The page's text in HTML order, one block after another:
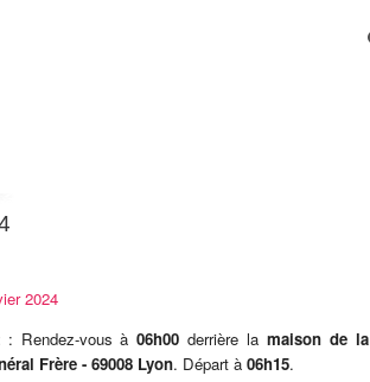
2024
: Rendez-vous à06h00 derrière la maison de la
Frère - 69008 Lyon. Départ à06h15.